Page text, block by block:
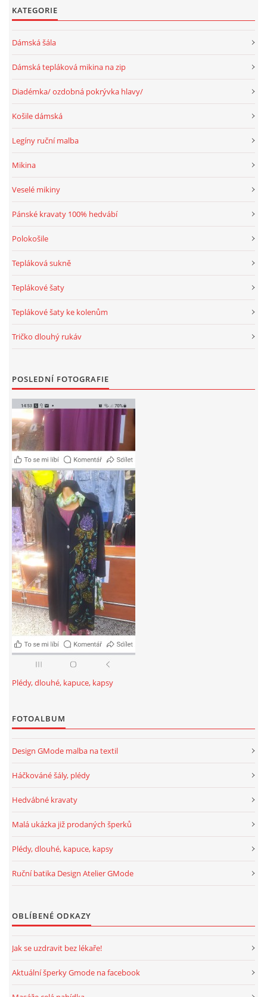
KATEGORIE
Dámská šála
Dámská tepláková mikina na zip
Diadémka/ ozdobná pokrývka hlavy/
Košile dámská
Legíny ruční malba
Mikina
Veselé mikiny
Pánské kravaty 100% hedvábí
Polokošile
Tepláková sukně
Teplákové šaty
Teplákové šaty ke kolenům
Tričko dlouhý rukáv
POSLEDNÍ FOTOGRAFIE
Plédy, dlouhé, kapuce, kapsy
FOTOALBUM
Design GMode malba na textil
Háčkováné šály, plédy
Hedvábné kravaty
Malá ukázka již prodaných šperků
Plédy, dlouhé, kapuce, kapsy
Ruční batika Design Atelier GMode
OBLÍBENÉ ODKAZY
Jak se uzdravit bez lékaře!
Aktuální šperky Gmode na facebook